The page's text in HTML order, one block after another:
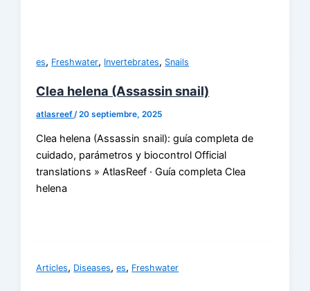
es, Freshwater, Invertebrates, Snails
Clea helena (Assassin snail)
atlasreef /20 septiembre, 2025
Clea helena (Assassin snail): guía completa de
cuidado, parámetros y biocontrol Official
translations » AtlasReef · Guía completa Clea
helena
Articles, Diseases,es, Freshwater